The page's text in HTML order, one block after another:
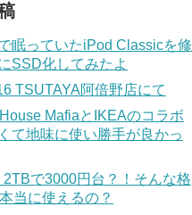
眠っていたiPod Classicを修
SSD化してみたよ
TSUTAYA阿倍野店にて
MafiaとIKEAのコラボ
て地味に使い勝手が良かっ
2TBで3000円台？！そんな格
当に使えるの？